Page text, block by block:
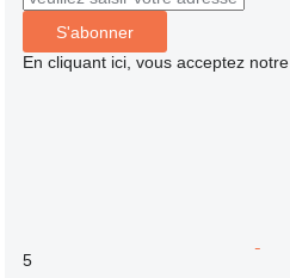
S'abonner
En cliquant ici, vous acceptez notre
5